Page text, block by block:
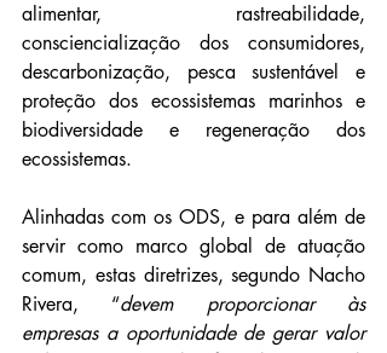
alimentar, rastreabilidade,
consciencialização dos consumidores,
descarbonização, pesca sustentável e
proteção dos ecossistemas marinhos e
biodiversidade e regeneração dos
ecossistemas.
Alinhadas com os ODS, e para além de
servir como marco global de atuação
comum, estas diretrizes, segundo Nacho
Rivera, “devem proporcionar às
empresas a oportunidade de gerar valor